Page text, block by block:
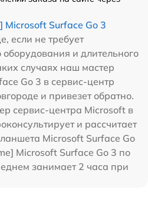
Microsoft Surface Go 3
если не требует
и длительного
случаях наш мастер
Go 3 в сервис-центр
и привезет обратно.
сервис-центра Microsoft в
и рассчитает
Microsoft Surface Go
Microsoft Surface Go 3 по
занимает 2 часа при